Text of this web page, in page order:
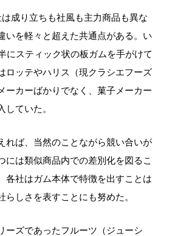
成り立ちも社風も主力商品も異な
いを軽々と超えた共通点がある。い
にスティック状の板ガムを手がけて
ロッテやハリス（現クラシエフーズ
ーカーばかりでなく、菓子メーカー
していた。
れば、当然のことながら競い合いが
には類似商品内での差別化を図るこ
各社はガム本体で特徴を出すことは
らしさを表すことにも努めた。
ーズであったフルーツ（ジューシ